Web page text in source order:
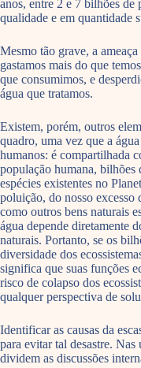
anos, entre 2 e 7 bilhões de
qualidade e em quantidade
Mesmo tão grave, a
gastamos mais do que
que consumimos, e
água que tratamos.
Existem, porém, outros
quadro, uma vez que a
humanos: é compartilhada
população humana, bilhões
espécies existentes no
poluição, do nosso excesso
como outros bens naturais
água depende diretamente
naturais. Portanto, se os
diversidade dos
significa que suas funções
risco de colapso dos
qualquer perspectiva de
Identificar as causas da
para evitar tal desastre. Nas
dividem as discussões